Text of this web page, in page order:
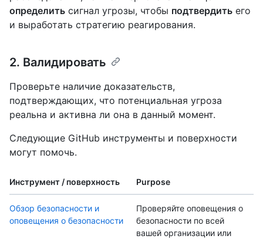
определить сигнал угрозы, чтобы подтвердить его
и выработать стратегию реагирования.
2. Валидировать
Проверьте наличие доказательств,
подтверждающих, что потенциальная угроза
реальна и активна ли она в данный момент.
Следующие GitHub инструменты и поверхности
могут помочь.
Инструмент / поверхность Purpose
Обзор безопасности и
оповещения о безопасности
Проверяйте оповещения о
безопасности по всей
вашей организации или